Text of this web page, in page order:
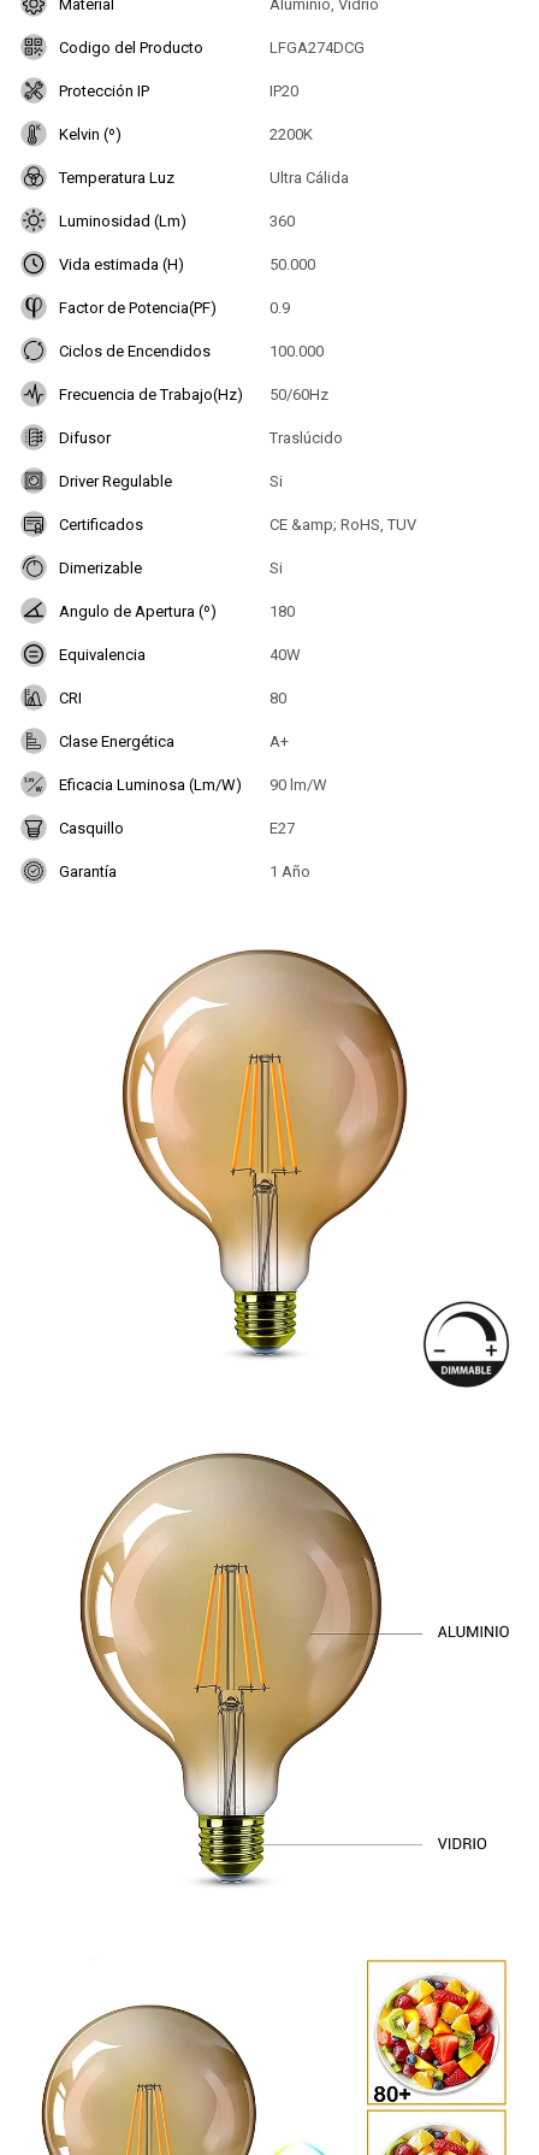
Material Aluminio, Vidrio
Codigo del Producto LFGA274DCG
Protección IP IP20
Kelvin (º) 2200K
Temperatura Luz Ultra Cálida
Luminosidad (Lm) 360
Vida estimada (H) 50.000
Factor de Potencia(PF) 0.9
Ciclos de Encendidos 100.000
Frecuencia de Trabajo(Hz) 50/60Hz
Difusor Traslúcido
Driver Regulable Si
Certificados CE &amp; RoHS, TUV
Dimerizable Si
Angulo de Apertura (º) 180
Equivalencia 40W
CRI 80
Clase Energética A+
Eficacia Luminosa (Lm/W) 90 lm/W
Casquillo E27
Garantía 1 Año